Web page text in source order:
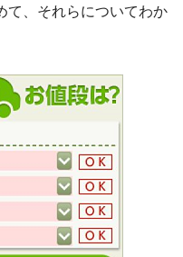
て、それらについてわか